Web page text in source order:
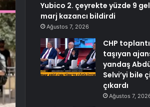
Yubico 2. çeyrekte yüzde 9
marj kazancı bildirdi
Ağustos 7, 2026
CHP
taşıyan
yandaş
Selvi’yi bile
çıkardı
Ağustos 7,